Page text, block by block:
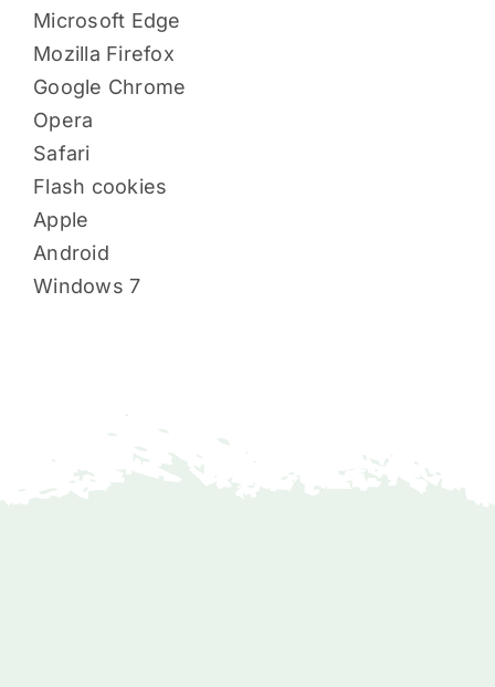
Microsoft Edge
Mozilla Firefox
Google Chrome
Opera
Safari
Flash cookies
Apple
Android
Windows 7